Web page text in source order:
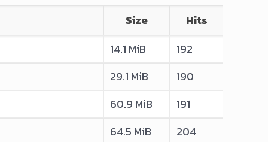
Size
Hits
14.1 MiB
192
29.1 MiB
190
60.9 MiB
191
64.5 MiB 204